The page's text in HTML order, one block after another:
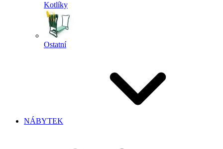
Kotlíky
Ostatní
NÁBYTEK